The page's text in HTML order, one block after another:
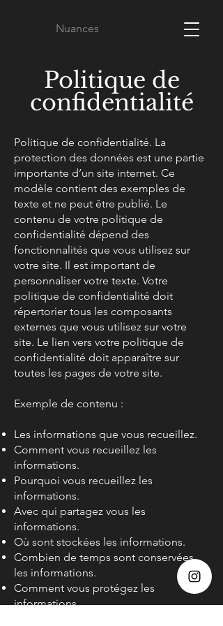
Nuances
Politique de
confidentialité
Politique de confidentialité. La
protection des données est une partie
importante d’un site internet. Ce
modèle contient des exemples de
texte et ne peut être publié. Le
contenu de votre politique de
confidentialité dépend des
fonctionnalités que vous utilisez sur
votre site. Il est important de
personnaliser votre texte. Votre
politique de confidentialité doit
répertorier tous les composants
externes que vous utilisez sur votre
site. Le lien vers votre politique de
confidentialité doit apparaître sur
toutes les pages de votre site.
Exemple de contenu :
Les informations que vous recueillez.
Comment vous recueillez les
informations.
Pourquoi vous recueillez les
informations.
Avec qui partagez vous les
informations.
Où sont stockées les informations.
Combien de temps sont conservées
les informations.
Comment vous protégez les
informations.